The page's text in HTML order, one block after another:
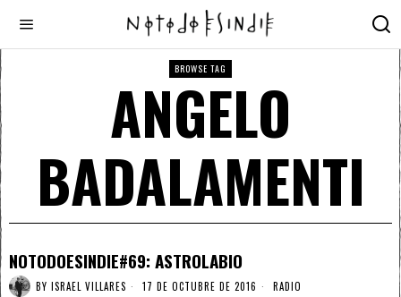
BROWSE TAG
ANGELO
BADALAMENTI
NOTODOESINDIE#69: ASTROLABIO
BY ISRAEL VILLARES 17 DE OCTUBRE DE 2016 RADIO